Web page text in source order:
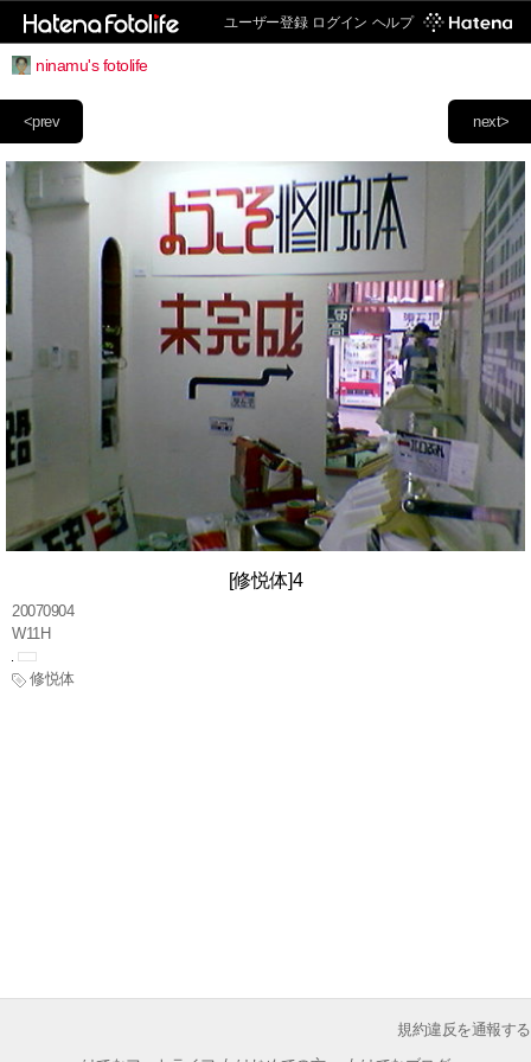
ユーザー登録 ログイン ヘルプ
ninamu's fotolife
next>
<prev
[修悦体]4
20070904
W11H
修悦体
規約違反を通報する